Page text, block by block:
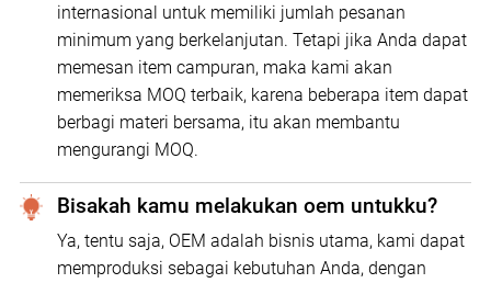
internasional untuk memiliki jumlah pesanan
minimum yang berkelanjutan. Tetapi jika Anda dapat
memesan item campuran, maka kami akan
memeriksa MOQ terbaik, karena beberapa item dapat
berbagi materi bersama, itu akan membantu
mengurangi MOQ.
Bisakah kamu melakukan oem untukku?
Ya, tentu saja, OEM adalah bisnis utama, kami dapat
memproduksi sebagai kebutuhan Anda, dengan